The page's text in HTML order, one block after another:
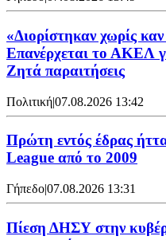
«Διορίστηκαν χωρίς
Επανέρχεται το ΑΚΕΛ
Ζητά παραιτήσεις
Πολιτική|07.08.2026 13:42
Πρώτη εντός έδρας
League από το 2009
Γήπεδο|07.08.2026 13:31
Πίεση ΔΗΣΥ στην